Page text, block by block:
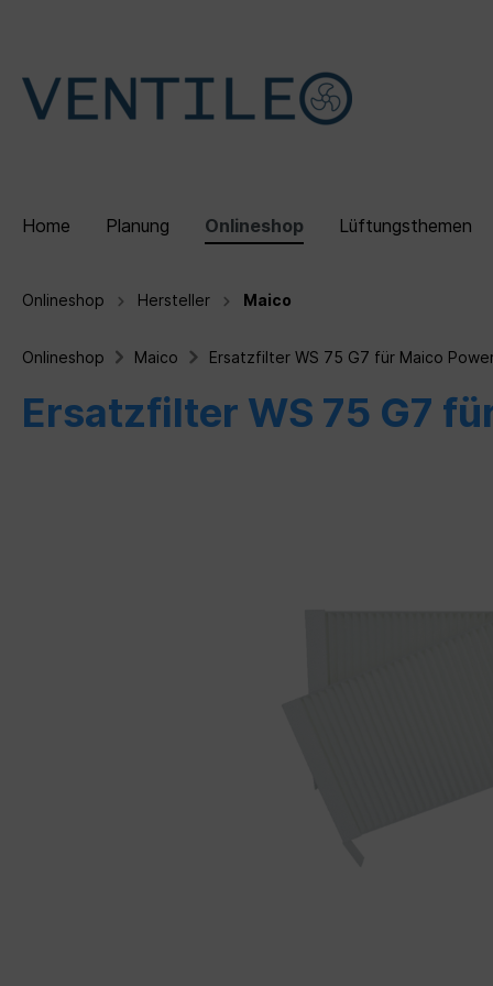
Home Planung Onlineshop Lüftungsthemen
Zur Kategorie Onlineshop
Dezentrale Lüftungsgeräte
Sets
Fybra
Zur Kategorie Lüftungsthemen
Wohnraumlüftung
Kontrollierte Wohnraumlüftung
Referenzen
Schwabinger Gerberhöfe
München
Über
Onlineshop Hersteller Maico
Onlineshop Maico Ersatzfilter WS 75 G7 für Maico
Ersatzfilter WS 75 G7